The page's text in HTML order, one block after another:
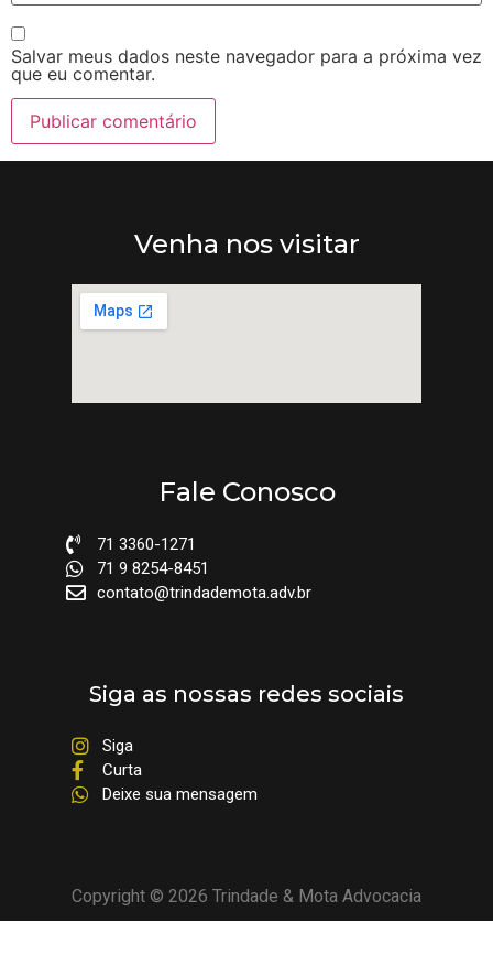
Salvar meus dados neste navegador para a próxima vez
que eu comentar.
Venha nos visitar
Fale Conosco
71 3360-1271
71 9 8254-8451
contato@trindademota.adv.br
Siga as nossas redes sociais
Siga
Curta
Deixe sua mensagem
Copyright © 2026 Trindade & Mota Advocacia